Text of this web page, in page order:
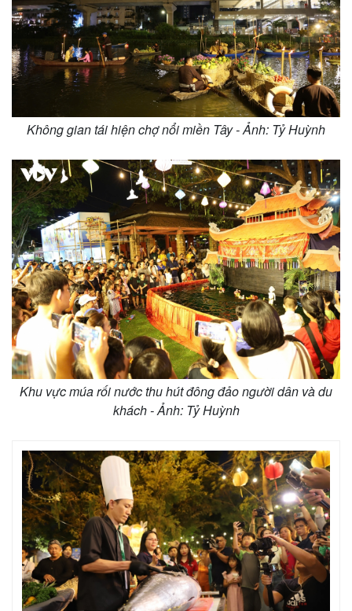
Pháp luật
Vụ án
Tin nóng
Tư vấn luật
Quân sự - Quốc phòng
Vũ khí
Việt Nam
Phân tích
Không gian tái hiện chợ nổi miền Tây - Ảnh: Tỷ Huỳnh
Khu vực múa rối nước thu hút đông đảo người dân và du
khách - Ảnh: Tỷ Huỳnh